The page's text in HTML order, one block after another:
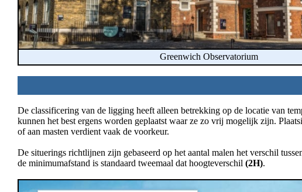
Greenwich Observatorium
De classificering van de ligging heeft alleen betrekking op de locatie van
kunnen het best ergens worden geplaatst waar ze zo vrij mogelijk zijn.
of aan masten verdient vaak de voorkeur.
De situerings richtlijnen zijn gebaseerd op het aantal malen het verschil
de minimumafstand is standaard tweemaal dat hoogteverschil (2H).